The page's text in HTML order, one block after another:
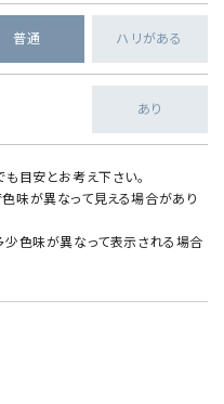
普通 ハリがある
あり
目安とお考え下さい。
味が異なって見える場合があり
少色味が異なって表示される場合